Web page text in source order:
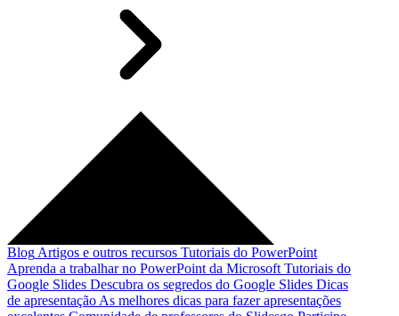
Blog Artigos e outros recursos Tutoriais do PowerPoint
Aprenda a trabalhar no PowerPoint da Microsoft Tutoriais do
Google Slides Descubra os segredos do Google Slides Dicas
de apresentação As melhores dicas para fazer apresentações